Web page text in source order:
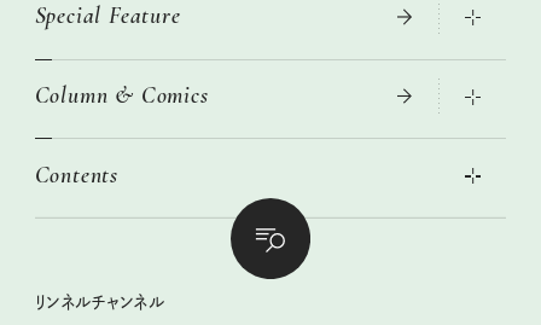
真夏のひんやりグッズ 2026
ニトリ・イケア・無印良品で賢くおしゃれなインテリア
絶品、お餅レシピ大集合！
世界のサンタさんに会って来た！
クラフトビール案内
Special Feature
2026年春夏 トレンドファッションニュース
女子旅おすすめスポット 暮らすように心地いいリンネル旅ガイ
幸せな老後のための リンネルマネー講座
私の住むまち、好きな場所。LOCAL LIFE REPORT
リンネル 暮らしの道具大賞
Column & Comics
ぐれいさん
明日もいい日になりますように
清水みさとの食いしんぼう寄り道サウナ
Contents
リンネルおしゃれファッションスナップ
リンネル暮らし部
リンネルチャンネル